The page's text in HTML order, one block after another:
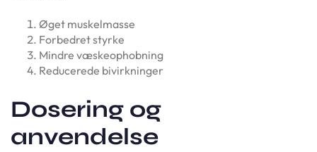
Øget muskelmasse
Forbedret styrke
Mindre væskeophobning
Reducerede bivirkninger
Dosering og
anvendelse